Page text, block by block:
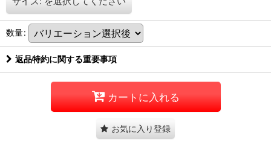
数量:
返品特約に関する重要事項
カートに入れる
お気に入り登録